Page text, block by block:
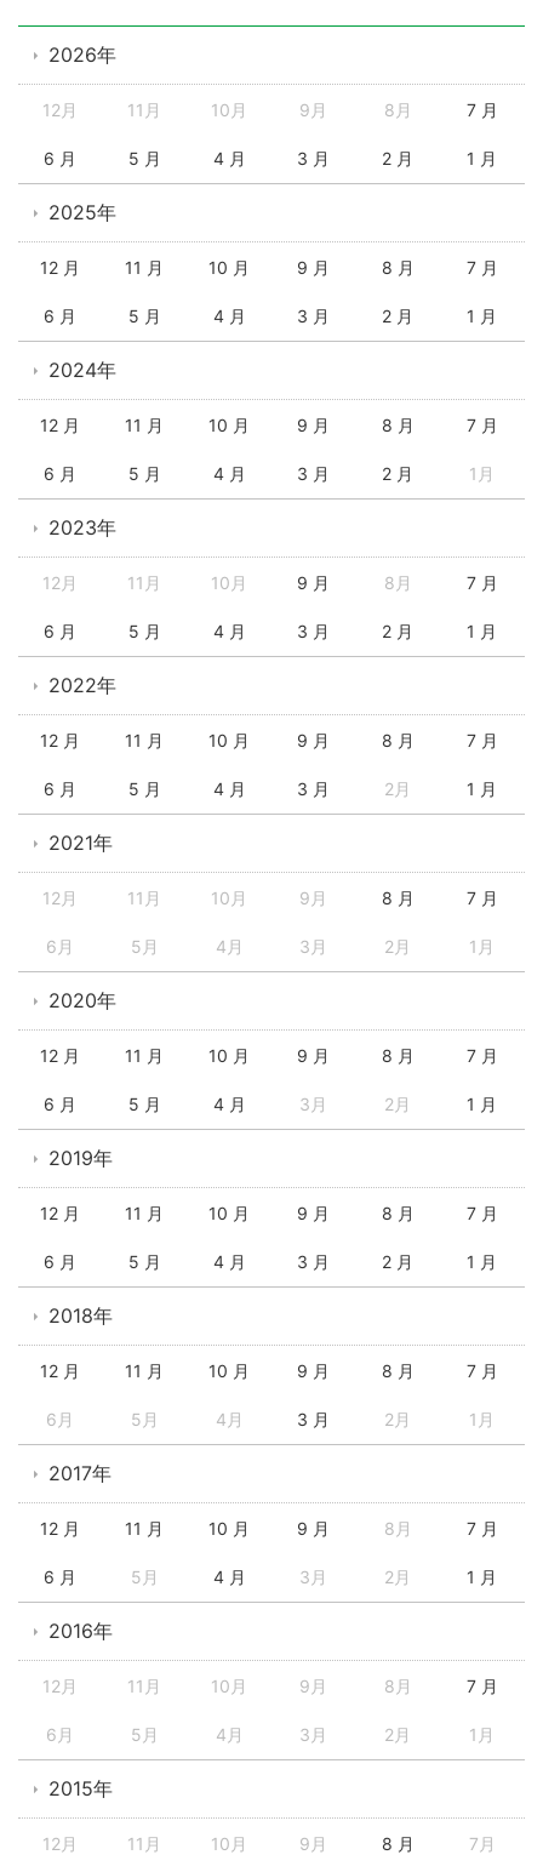
2026年
12月 11月 10月 9月 8月 7 月
6 月 5 月 4 月 3 月 2 月 1 月
2025年
12 月 11 月 10 月 9 月 8 月 7 月
6 月 5 月 4 月 3 月 2 月 1 月
2024年
12 月 11 月 10 月 9 月 8 月 7 月
6 月 5 月 4 月 3 月 2 月 1月
2023年
12月 11月 10月 9 月 8月 7 月
6 月 5 月 4 月 3 月 2 月 1 月
2022年
12 月 11 月 10 月 9 月 8 月 7 月
6 月 5 月 4 月 3 月 2月 1 月
2021年
12月 11月 10月 9月 8 月 7 月
6月 5月 4月 3月 2月 1月
2020年
12 月 11 月 10 月 9 月 8 月 7 月
6 月 5 月 4 月 3月 2月 1 月
2019年
12 月 11 月 10 月 9 月 8 月 7 月
6 月 5 月 4 月 3 月 2 月 1 月
2018年
12 月 11 月 10 月 9 月 8 月 7 月
6月 5月 4月 3 月 2月 1月
2017年
12 月 11 月 10 月 9 月 8月 7 月
6 月 5月 4 月 3月 2月 1 月
2016年
12月 11月 10月 9月 8月 7 月
6月 5月 4月 3月 2月 1月
2015年
12月 11月 10月 9月 8 月 7月